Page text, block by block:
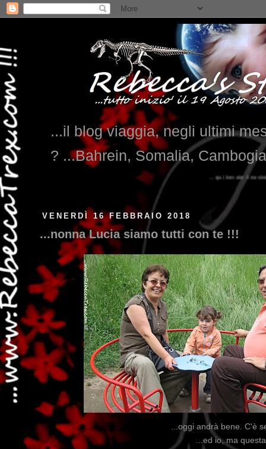
...il blog viaggia, negli ultimi
? ...Bahrein, Somalia,
...qui trovate il nostro viaggio in MESSICO 2023...clikka
VENERDÌ 16 FEBBRAIO 2018
...nonna Lucia siamo tutti con te !!!
...oggi andrà bene. C'è
...ed io, ma